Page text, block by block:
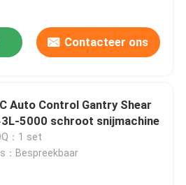
Contacteer ons
Auto Control Gantry Shear
5000 schroot snijmachine
：1 set
：Bespreekbaar